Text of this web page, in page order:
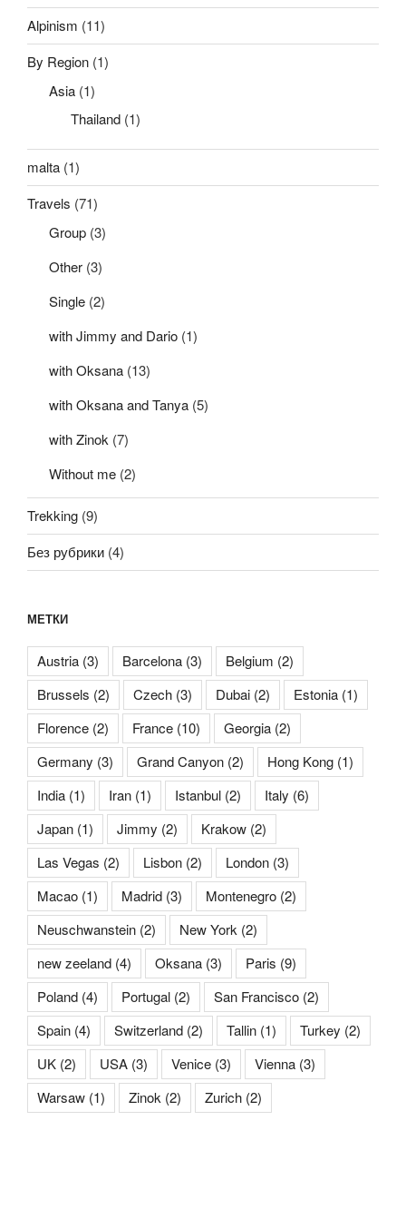
Alpinism (11)
By Region (1)
Asia (1)
Thailand (1)
malta (1)
Travels (71)
Group (3)
Other (3)
Single (2)
with Jimmy and Dario (1)
with Oksana (13)
with Oksana and Tanya (5)
with Zinok (7)
Without me (2)
Trekking (9)
Без рубрики (4)
МЕТКИ
Austria (3) Barcelona (3) Belgium (2)
Brussels (2) Czech (3) Dubai (2) Estonia (1)
Florence (2) France (10) Georgia (2)
Germany (3) Grand Canyon (2) Hong Kong (1)
India (1) Iran (1) Istanbul (2) Italy (6)
Japan (1) Jimmy (2) Krakow (2)
Las Vegas (2) Lisbon (2) London (3)
Macao (1) Madrid (3) Montenegro (2)
Neuschwanstein (2) New York (2)
new zeeland (4) Oksana (3) Paris (9)
Poland (4) Portugal (2) San Francisco (2)
Spain (4) Switzerland (2) Tallin (1) Turkey (2)
UK (2) USA (3) Venice (3) Vienna (3)
Warsaw (1) Zinok (2) Zurich (2)